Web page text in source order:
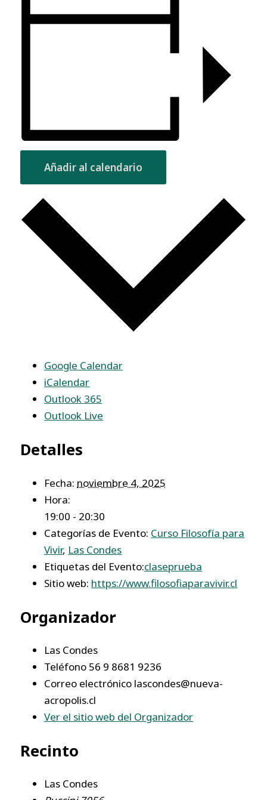
Añadir al calendario
Google Calendar
iCalendar
Outlook 365
Outlook Live
Detalles
Fecha: noviembre 4, 2025
Hora:
19:00 - 20:30
Categorías de Evento: Curso Filosofía para
Vivir, Las Condes
Etiquetas del Evento:claseprueba
Sitio web: https://www.filosofiaparavivir.cl
Organizador
Las Condes
Teléfono 56 9 8681 9236
Correo electrónico lascondes@nueva-
acropolis.cl
Ver el sitio web del Organizador
Recinto
Las Condes